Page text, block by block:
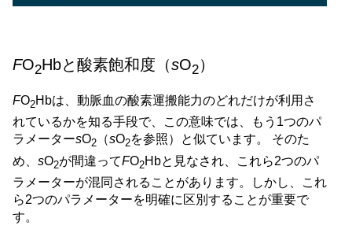
FO2Hbと酸素飽和度（sO2）
FO2Hbは、動脈血の酸素運搬能力のどれだけが利用さ
れているかを知る手段で、この意味では、もう1つのパ
ラメーターsO2 （sO2を参照）と似ています。 そのた
め、 sO2が間違ってFO2Hbと見なされ、これら2つのパ
ラメーターが混同されることがあります。しかし、これ
ら2つのパラメーターを明確に区別することが重要で
す。